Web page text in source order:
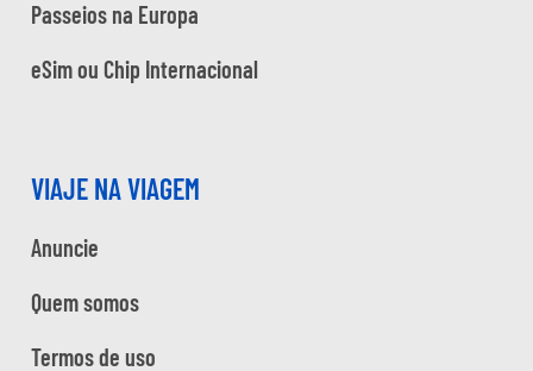
Passeios na Europa
eSim ou Chip Internacional
VIAJE NA VIAGEM
Anuncie
Quem somos
Termos de uso